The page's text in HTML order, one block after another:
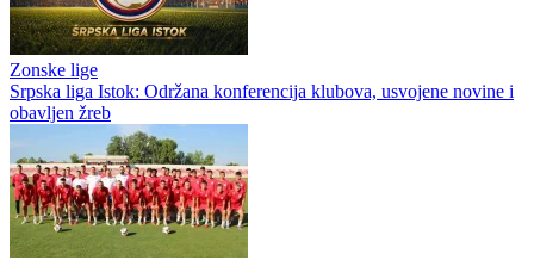
Zonske lige
Srpska liga Istok: Održana konferencija klubova, usvojene novine i
obavljen žreb